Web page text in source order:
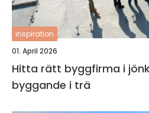
inspiration
01. April 2026
Hitta rätt byggfirma i
byggande i trä